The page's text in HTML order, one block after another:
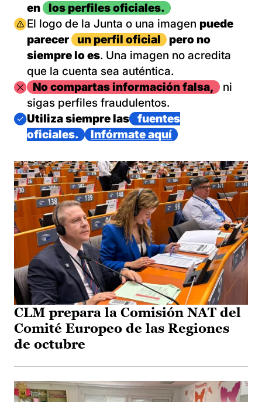
en
los perfiles oficiales.
Imagen
El logo de la Junta o una imagen puede
parecer
un perfil oficial
pero no
siempre lo es. Una imagen no acredita
que la cuenta sea auténtica.
ImagenNo compartas información falsa,
ni
sigas perfiles fraudulentos.
Imagen
Utiliza siempre las
fuentes
oficiales.
Infórmate aquí
CLM prepara la Comisión NAT del
Comité Europeo de las Regiones
de octubre